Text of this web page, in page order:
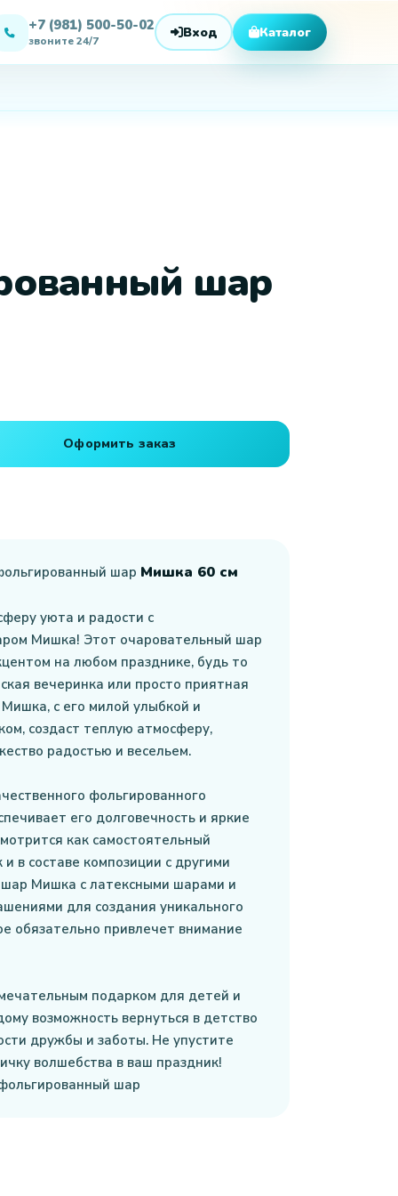
шар
Оформить заказ
шар Мишка 60 см
уюта и радости с
Мишка! Этот очаровательный шар
на любом празднике, будь то
вечеринка или просто приятная
Мишка, с его милой улыбкой и
создаст теплую атмосферу,
радостью и весельем.
фольгированного
его долговечность и яркие
как самостоятельный
в составе композиции с другими
Мишка с латексными шарами и
для создания уникального
обязательно привлечет внимание
подарком для детей и
возможность вернуться в детство
дружбы и заботы. Не упустите
волшебства в ваш праздник!
шар